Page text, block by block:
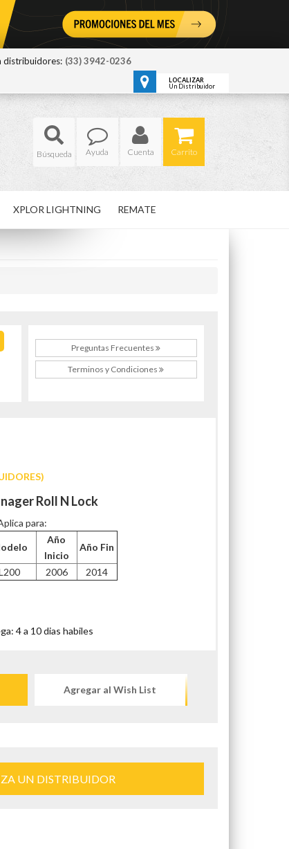
distribuidores: (33) 3942-0236
LOCALIZAR
Un Distribuidor
Ayuda
Cuenta Carrito
XPLOR LIGHTNING REMATE
Preguntas Frecuentes
Terminos y Condiciones
Roll N Lock
para:
Año
Inicio
Año Fin
2006 2014
4 a 10 dias habiles
Agregar al Wish List
UN DISTRIBUIDOR